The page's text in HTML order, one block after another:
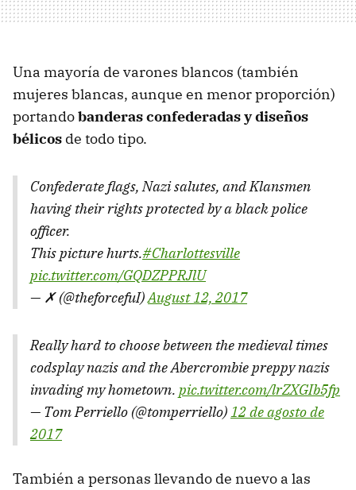
Una mayoría de varones blancos (también
mujeres blancas, aunque en menor proporción)
portandobanderas confederadas y diseños
bélicos de todo tipo.
Confederate flags, Nazi salutes, and Klansmen
having their rights protected by a black police
officer.
This picture hurts.#Charlottesville
pic.twitter.com/GQDZPPRJlU
— ✗ (@theforcefuI)August 12, 2017
Really hard to choose between the medieval times
codsplay nazis and the Abercrombie preppy nazis
invading my hometown. pic.twitter.com/lrZXGIb5fp
— Tom Perriello (@tomperriello)12 de agosto de
2017
También a personas llevando de nuevo a las